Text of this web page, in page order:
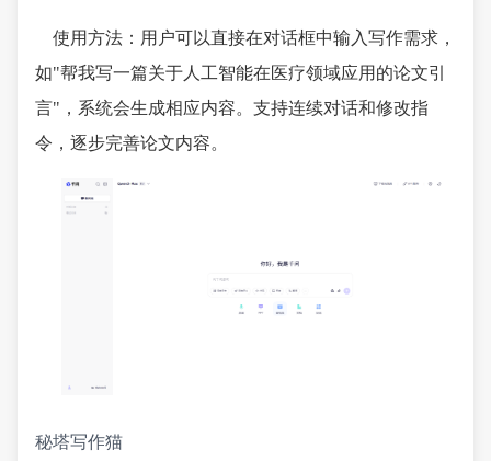
使用方法：用户可以直接在对话框中输入写作需求，
如"帮我写一篇关于人工智能在医疗领域应用的论文引
言"，系统会生成相应内容。支持连续对话和修改指
令，逐步完善论文内容。
秘塔写作猫